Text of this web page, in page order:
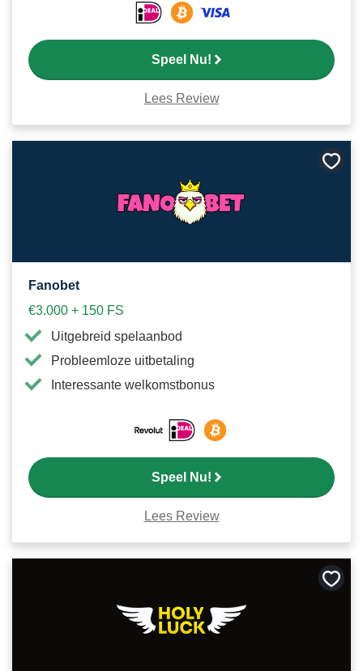
Speel Nu!
Lees Review
Fanobet
€3.000 + 150 FS
Uitgebreid spelaanbod
Probleemloze uitbetaling
Interessante welkomstbonus
Speel Nu!
Lees Review